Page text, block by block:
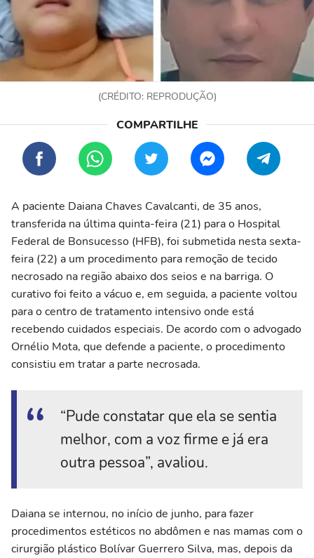
(CRÉDITO: REPRODUÇÃO)
A paciente Daiana Chaves Cavalcanti, de 35 anos,
transferida na última quinta-feira (21) para o Hospital
Federal de Bonsucesso (HFB), foi submetida nesta sexta-
feira (22) a um procedimento para remoção de tecido
necrosado na região abaixo dos seios e na barriga. O
curativo foi feito a vácuo e, em seguida, a paciente voltou
para o centro de tratamento intensivo onde está
recebendo cuidados especiais. De acordo com o advogado
Ornélio Mota, que defende a paciente, o procedimento
consistiu em tratar a parte necrosada.
“Pude constatar que ela se sentia
melhor, com a voz firme e já era
outra pessoa”, avaliou.
Daiana se internou, no início de junho, para fazer
procedimentos estéticos no abdômen e nas mamas com o
cirurgião plástico Bolívar Guerrero Silva, mas, depois da